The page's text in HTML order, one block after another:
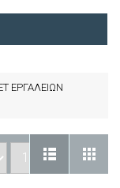
ΕΡΓΑΛΕΙΩΝ